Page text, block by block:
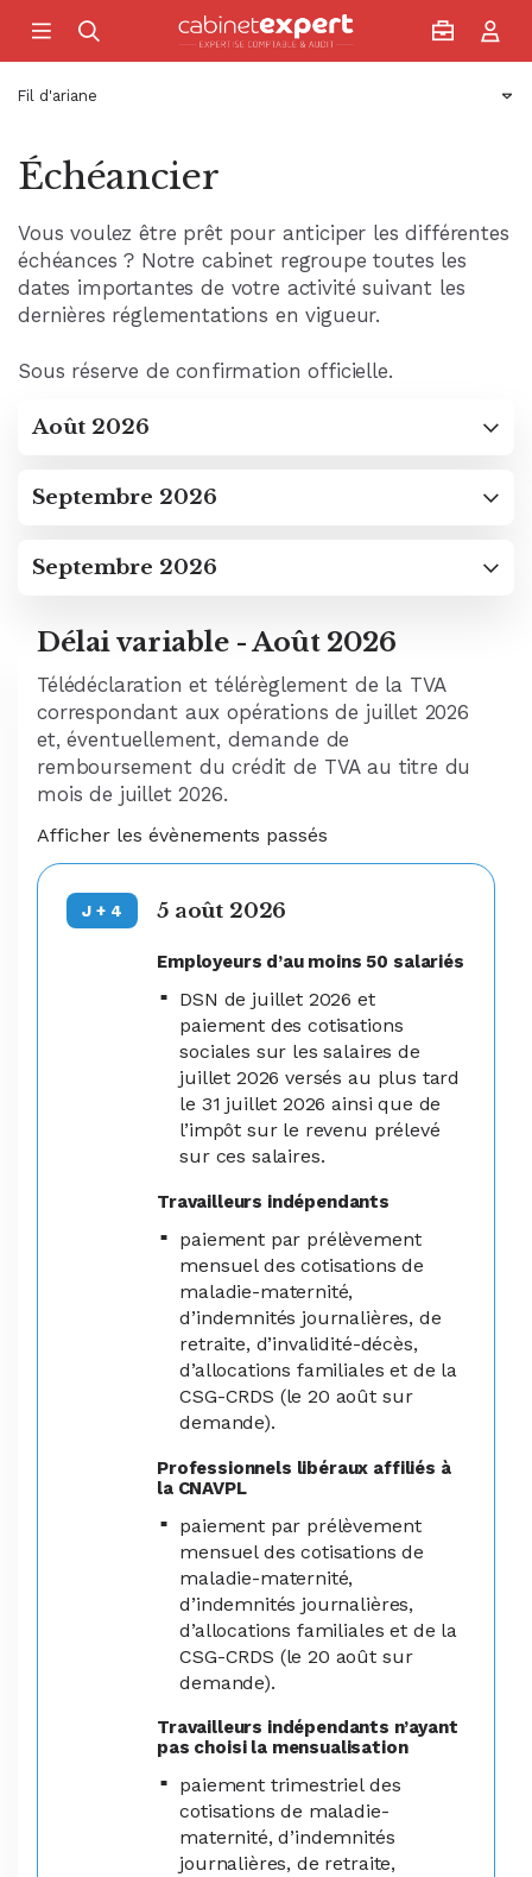
Accueil
Fil d'ariane
Échéancier
Vous voulez être prêt pour anticiper les différentes
échéances ? Notre cabinet regroupe toutes les
dates importantes de votre activité suivant les
dernières réglementations en vigueur.
Sous réserve de confirmation officielle.
Délai variable - Août 2026
Télédéclaration et télérèglement de la TVA
correspondant aux opérations de juillet 2026
et, éventuellement, demande de
remboursement du crédit de TVA au titre du
mois de juillet 2026.
Afficher les évènements passés
J + 4 5 août 2026
Employeurs d’au moins 50 salariés
DSN de juillet 2026 et
paiement des cotisations
sociales sur les salaires de
juillet 2026 versés au plus tard
le 31 juillet 2026 ainsi que de
l’impôt sur le revenu prélevé
sur ces salaires.
Travailleurs indépendants
paiement par prélèvement
mensuel des cotisations de
maladie-maternité,
d’indemnités journalières, de
retraite, d’invalidité-décès,
d’allocations familiales et de la
CSG-CRDS (le 20 août sur
demande).
Professionnels libéraux affiliés à
la CNAVPL
paiement par prélèvement
mensuel des cotisations de
maladie-maternité,
d’indemnités journalières,
d’allocations familiales et de la
CSG-CRDS (le 20 août sur
demande).
Travailleurs indépendants n’ayant
pas choisi la mensualisation
paiement trimestriel des
cotisations de maladie-
maternité, d’indemnités
journalières, de retraite,
Août 2026
Septembre 2026
Septembre 2026